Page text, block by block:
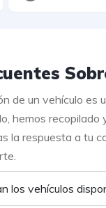
de un vehículo
hemos
la respuesta a tu
los vehículos